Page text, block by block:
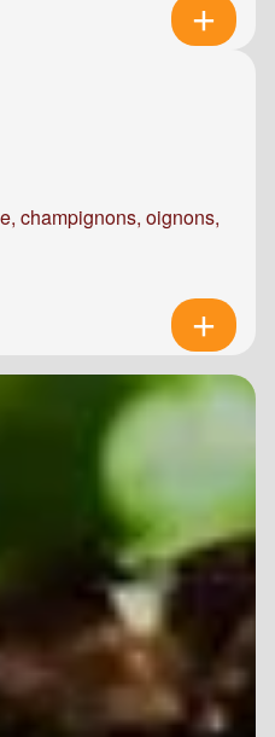
champignons, oignons,